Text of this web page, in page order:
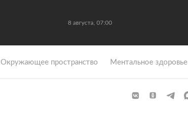
8 августа, 07:00
Окружающее пространство Ментальное здоровье